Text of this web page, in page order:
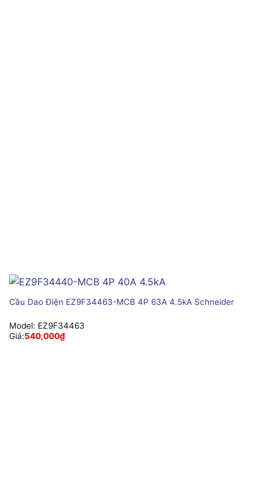
Cầu Dao Điện EZ9F34463-MCB 4P 63A 4.5kA Schneider
Model: EZ9F34463
Giá:540,000₫